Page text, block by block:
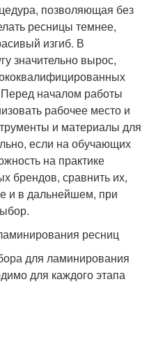
позволяющая без
ресницы темнее,
изгиб. В
значительно вырос,
началом работы
рабочее место и
и материалы для
если на обучающих
на практике
брендов, сравнить их,
и в дальнейшем, при
ресниц
для ламинирования
для каждого этапа